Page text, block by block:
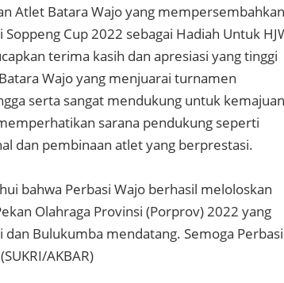
Atlet Batara Wajo yang mempersembahkan
Cup 2022 sebagai Hadiah Untuk
terima kasih dan apresiasi yang tinggi
Wajo yang menjuarai turnamen
serta sangat mendukung untuk kemajuan
sarana pendukung seperti
dan pembinaan atlet yang berprestasi.
bahwa Perbasi Wajo berhasil meloloskan
Olahraga Provinsi (Porprov) 2022 yang
dan Bulukumba mendatang. Semoga Perbasi
AKBAR)